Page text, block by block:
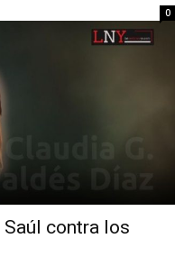
0
Saúl contra los